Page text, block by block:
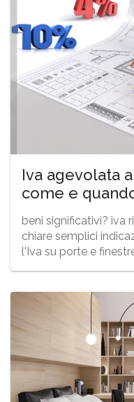
Iva agevolata
come e
beni significativi? iva
chiare semplici
l'Iva su porte e